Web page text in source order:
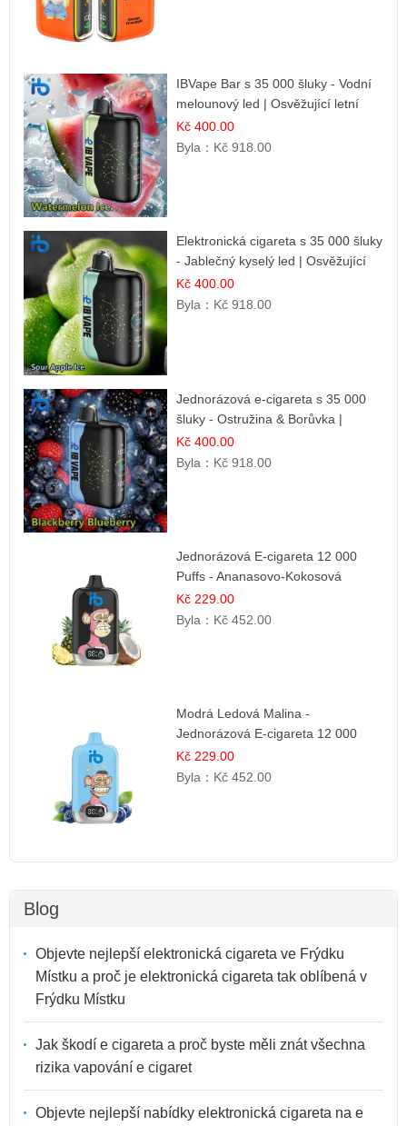
IBVape Bar s 35 000 šluky - Vodní
melounový led | Osvěžující letní
příchuť
Kč 400.00
Byla： Kč 918.00
Elektronická cigareta s 35 000 šluky
- Jablečný kyselý led | Osvěžující
kyselá jablka
Kč 400.00
Byla： Kč 918.00
Jednorázová e-cigareta s 35 000
šluky - Ostružina & Borůvka |
Intenzivní lesní směs
Kč 400.00
Byla： Kč 918.00
Jednorázová E-cigareta 12 000
Puffs - Ananasovo-Kokosová
Zmrzlina | Tropický dezert
Kč 229.00
Byla： Kč 452.00
Modrá Ledová Malina -
Jednorázová E-cigareta 12 000
šluků | Osvěžující Bobulová Příchuť
Kč 229.00
Byla： Kč 452.00
Blog
Objevte nejlepší elektronická cigareta ve Frýdku
Místku a proč je elektronická cigareta tak oblíbená v
Frýdku Místku
Jak škodí e cigareta a proč byste měli znát všechna
rizika vapování e cigaret
Objevte nejlepší nabídky elektronická cigareta na e